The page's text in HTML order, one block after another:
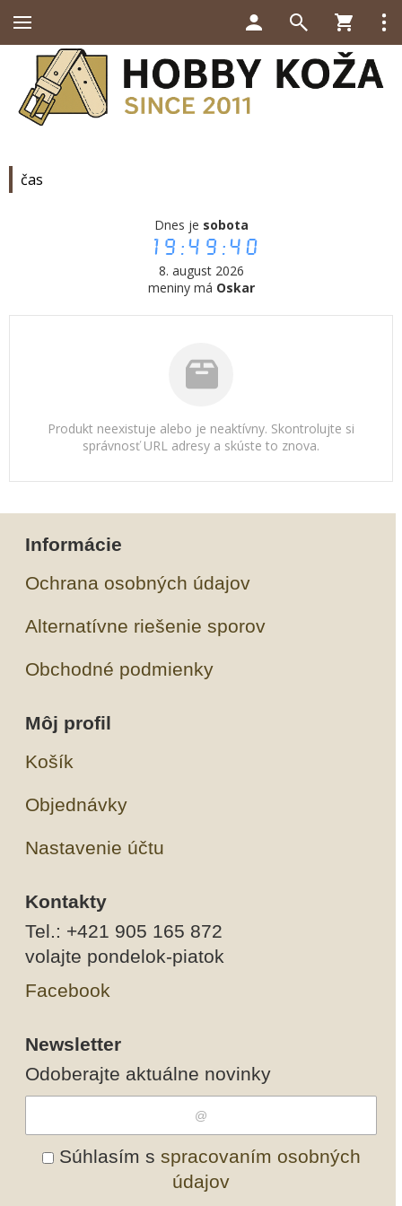
čas
Dnes je sobota
19:49:40
8. august 2026
meniny má Oskar
Produkt neexistuje alebo je neaktívny. Skontrolujte si
správnosť URL adresy a skúste to znova.
Informácie
Ochrana osobných údajov
Alternatívne riešenie sporov
Obchodné podmienky
Môj profil
Košík
Objednávky
Nastavenie účtu
Kontakty
Tel.: +421 905 165 872
volajte pondelok-piatok
Facebook
Newsletter
Odoberajte aktuálne novinky
Súhlasím s spracovaním osobných
údajov